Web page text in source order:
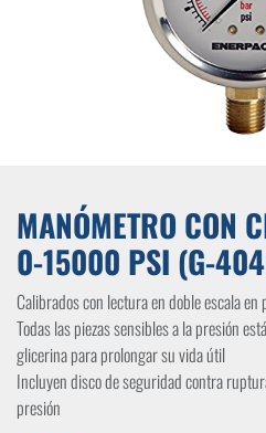
MANÓMETRO CON
0-15000 PSI (G-
Calibrados con lectura en doble escala en
Todas las piezas sensibles a la presión
glicerina para prolongar su vida útil
Incluyen disco de seguridad contra
presión